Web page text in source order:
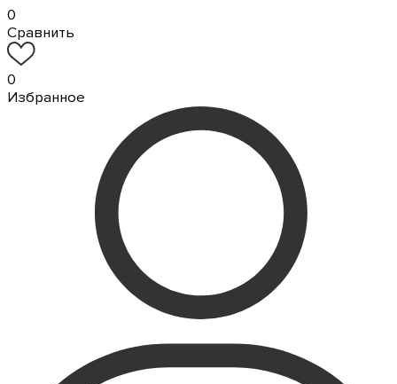
0
Сравнить
0
Избранное